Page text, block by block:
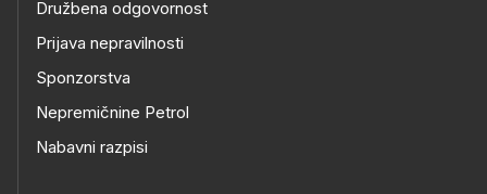
Družbena odgovornost
Prijava nepravilnosti
Sponzorstva
Nepremičnine Petrol
Nabavni razpisi